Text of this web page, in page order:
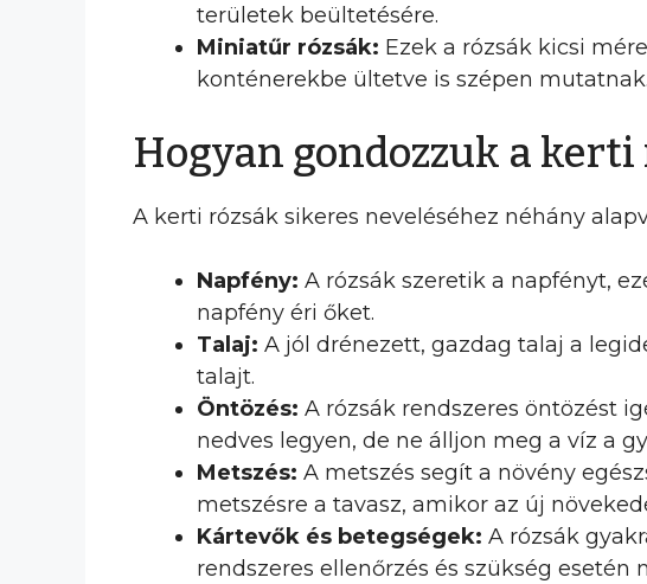
területek beültetésére.
Miniatűr rózsák: Ezek a rózsák kicsi
konténerekbe ültetve is szépen mutatnak.
Hogyan gondozzuk a kerti
A kerti rózsák sikeres neveléséhez néhány
Napfény: A rózsák szeretik a napfényt,
napfény éri őket.
Talaj: A jól drénezett, gazdag talaj a
talajt.
Öntözés: A rózsák rendszeres öntözést
nedves legyen, de ne álljon meg a víz a
Metszés: A metszés segít a növény
metszésre a tavasz, amikor az új
Kártevők és betegségek: A rózsák
rendszeres ellenőrzés és szükség